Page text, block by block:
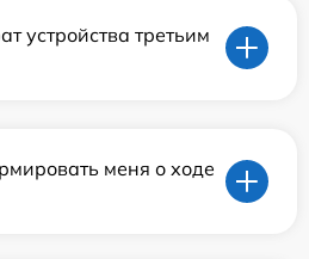
устройства третьим
меня о ходе